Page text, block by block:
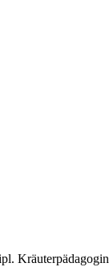
Kräuterpädagogin